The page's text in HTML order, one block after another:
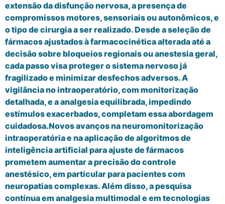
extensão da disfunção nervosa, a presença de
compromissos motores, sensoriais ou autonômicos, e
o tipo de cirurgia a ser realizado. Desde a seleção de
fármacos ajustados à farmacocinética alterada até a
decisão sobre bloqueios regionais ou anestesia geral,
cada passo visa proteger o sistema nervoso já
fragilizado e minimizar desfechos adversos. A
vigilância no intraoperatório, com monitorização
detalhada, e a analgesia equilibrada, impedindo
estímulos exacerbados, completam essa abordagem
cuidadosa.Novos avanços na neuromonitorização
intraoperatória e na aplicação de algoritmos de
inteligência artificial para ajuste de fármacos
prometem aumentar a precisão do controle
anestésico, em particular para pacientes com
neuropatias complexas. Além disso, a pesquisa
contínua em analgesia multimodal e em tecnologias